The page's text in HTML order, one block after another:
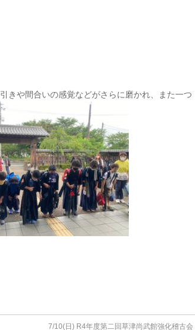
きや間合いの感覚などがさらに磨かれ、また一つ
7/10(日) R4年度第二回草津尚武館強化稽古会